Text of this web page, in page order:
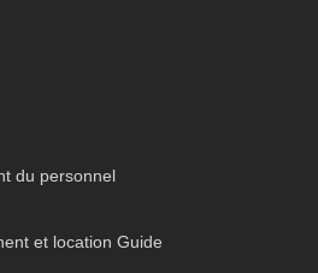
du personnel
et location Guide